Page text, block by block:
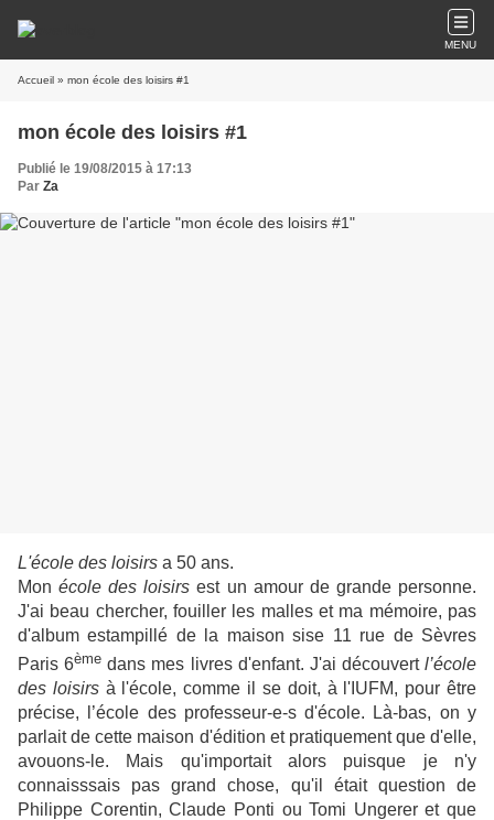
MENU
Accueil » mon école des loisirs #1
mon école des loisirs #1
Publié le 19/08/2015 à 17:13
Par Za
L'école des loisirs a 50 ans.
Monécole des loisirs est un amour de grande personne.
J'ai beau chercher, fouiller les malles et ma mémoire, pas
d'album estampillé de la maison sise 11 rue de Sèvres
Paris 6ème dans mes livres d'enfant. J'ai découvert l’école
des loisirsà l'école, comme il se doit, à l'IUFM, pour être
précise, l’école des professeur-e-s d'école. Là-bas, on y
parlait de cette maison d'édition et pratiquement que d'elle,
avouons-le. Mais qu'importait alors puisque je n'y
connaisssais pas grand chose, qu'il était question de
Philippe Corentin, Claude Ponti ou Tomi Ungerer et que